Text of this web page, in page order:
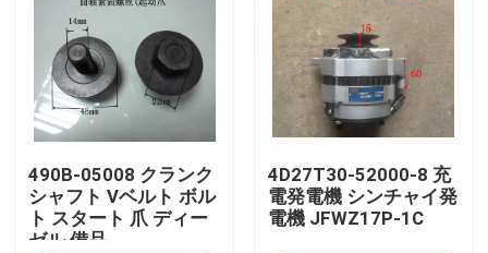
ビデオ
わたしたち に つい て
工場 ツアー
490B-05008 クランク
シャフト Vベルト ボル
ト スタート 爪 ディー
ゼル 備品
4D27T30-52000-8 充
電発電機 シンチャイ発
電機 JFWZ17P-1C